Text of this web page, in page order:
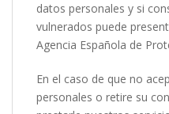
datos personales y si
vulnerados puede
Agencia Española de
En el caso de que no
personales o retire su